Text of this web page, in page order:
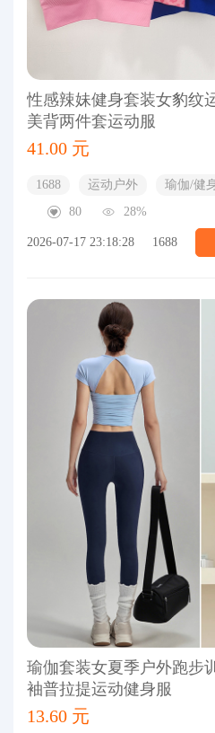
性感辣妹健身套装女豹纹
美背两件套运动服
41.00 元
1688 运动户外 瑜伽/健
80
28%
2026-07-17 23:18:28 1688
瑜伽套装女夏季户外跑步
袖普拉提运动健身服
13.60 元